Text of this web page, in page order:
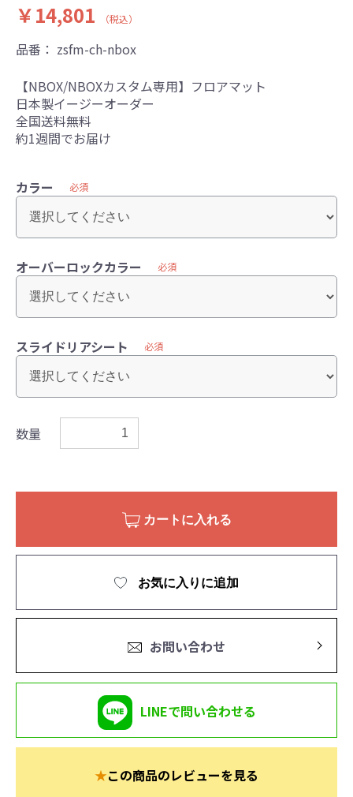
￥14,801
（税込）
品番： zsfm-ch-nbox
【NBOX/NBOXカスタム専用】フロアマット
日本製イージーオーダー
全国送料無料
約1週間でお届け
カラー 必須
オーバーロックカラー 必須
スライドリアシート 必須
数量
カートに入れる
お気に入りに追加
お問い合わせ
LINEで問い合わせる
★この商品のレビューを見る